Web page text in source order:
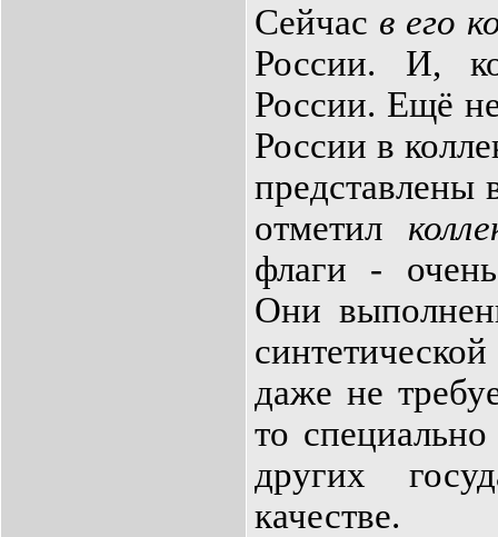
Сейчас в его
России. И,
России. Ещё
России в
представлены
отметил
флаги -
Они
даже не
то
других
качестве.